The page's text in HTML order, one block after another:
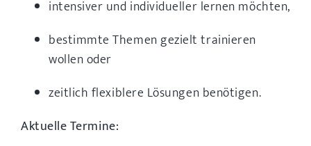
intensiver und individueller lernen möchten,
bestimmte Themen gezielt trainieren
wollen oder
zeitlich flexiblere Lösungen benötigen.
Aktuelle Termine: